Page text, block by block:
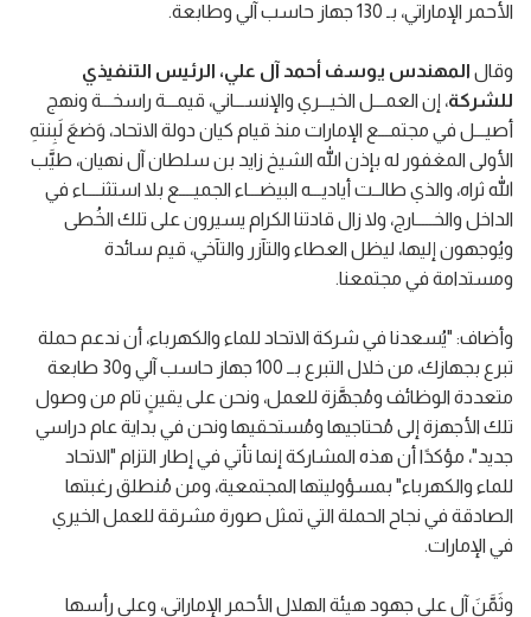
الأحمر الإماراتي، بـ 130 جهاز حاسب آلي وطابعة.
وقال المهندس يوسف أحمد آل علي، الرئيس التنفيذي
للشركة، إن العمـــل الخيـــري والإنســـاني، قيمـــة راسخـــة ونهج
أصيـــل في مجتمـــع الإمارات منذ قيام كيان دولة الاتحاد، وَضعَ لَبِنتهِ
الأولى المغفور له بإذن الله الشيخ زايد بن سلطان آل نهيان، طيَّب
الله ثراه، والذي طالــت أياديـــه البيضـــاء الجميــــع بلا استثنــــاء في
الداخل والخـــــارج، ولا زال قادتنا الكرام يسيرون على تلك الخُطى
ويُوجهون إليها، ليظل العطاء والتآزر والتآخي، قيم سائدة
ومستدامة في مجتمعنا.
وأضاف: "يُسعدنا في شركة الاتحاد للماء والكهرباء، أن ندعم حملة
تبرع بجهازك، من خلال التبرع بــ 100 جهاز حاسب آلي و30 طابعة
متعددة الوظائف ومُجهَّزة للعمل، ونحن على يقينٍ تام من وصول
تلك الأجهزة إلى مُحتاجيها ومُستحقيها ونحن في بداية عام دراسي
جديد"، مؤكدًا أن هذه المشاركة إنما تأتي في إطار التزام "الاتحاد
للماء والكهرباء" بمسؤوليتها المجتمعية، ومن مُنطلق رغبتها
الصادقة في نجاح الحملة التي تمثل صورة مشرقة للعمل الخيري
في الإمارات.
وثَمَّنَ آل علي جهود هيئة الهلال الأحمر الإماراتي، وعلى رأسها